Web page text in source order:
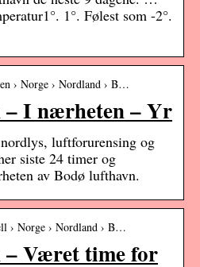
1°. Følest som -2°.
› Norge › Nordland › B…
– I nærheten – Yr
luftforurensing og
siste 24 timer og
av Bodø lufthavn.
› Norge › Nordland › B…
Været time for